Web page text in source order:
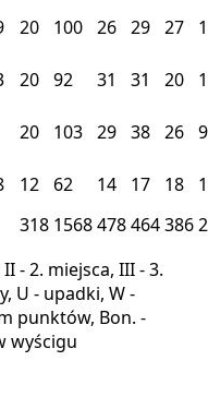
20 100 26 29 27
20 92 31 31 20
20 103 29 38 26 9
12 62 14 17 18
318 1568478464386
- 2. miejsca, III - 3.
U - upadki, W -
punktów, Bon. -
wyścigu